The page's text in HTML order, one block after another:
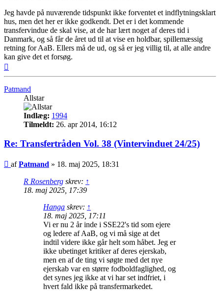
Jeg havde på nuværende tidspunkt ikke forventet et indflytningsklart
hus, men det her er ikke godkendt. Det er i det kommende
transfervindue de skal vise, at de har lært noget af deres tid i
Danmark, og så får de året ud til at vise en holdbar, spillemæssig
retning for AaB. Ellers må de ud, og så er jeg villig til, at alle andre
kan give det et forsøg.
Patmand
Allstar
Indlæg: 1994
Tilmeldt: 26. apr 2014, 16:12
Re: Transfertråden Vol. 38 (Vintervinduet 24/25)
Indlæg
afPatmand » 18. maj 2025, 18:31
R Rosenberg skrev: ↑
18. maj 2025, 17:39
Hanga skrev: ↑
18. maj 2025, 17:11
Vi er nu 2 år inde i SSE22's tid som ejere
og ledere af AaB, og vi må sige at det
indtil videre ikke går helt som håbet. Jeg er
ikke ubetinget kritiker af deres ejerskab,
men en af de ting vi søgte med det nye
ejerskab var en større fodboldfaglighed, og
det synes jeg ikke at vi har set indfriet, i
hvert fald ikke på transfermarkedet.